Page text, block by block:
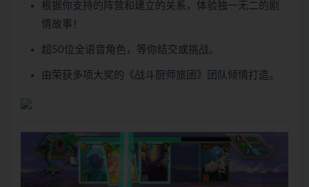
根据你支持的阵营和建立的关系，体验独一无二的剧
情故事！
超50位全语音角色，等你结交或挑战。
由荣获多项大奖的《战斗厨师旅团》团队倾情打造。